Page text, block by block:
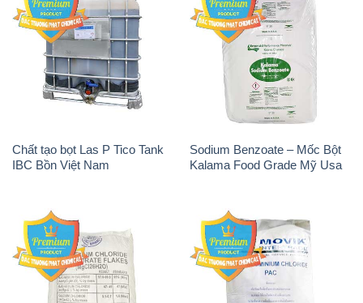
Chất tạo bọt Las P Tico Tank
IBC Bồn Việt Nam
Sodium Benzoate – Mốc Bột
Kalama Food Grade Mỹ Usa